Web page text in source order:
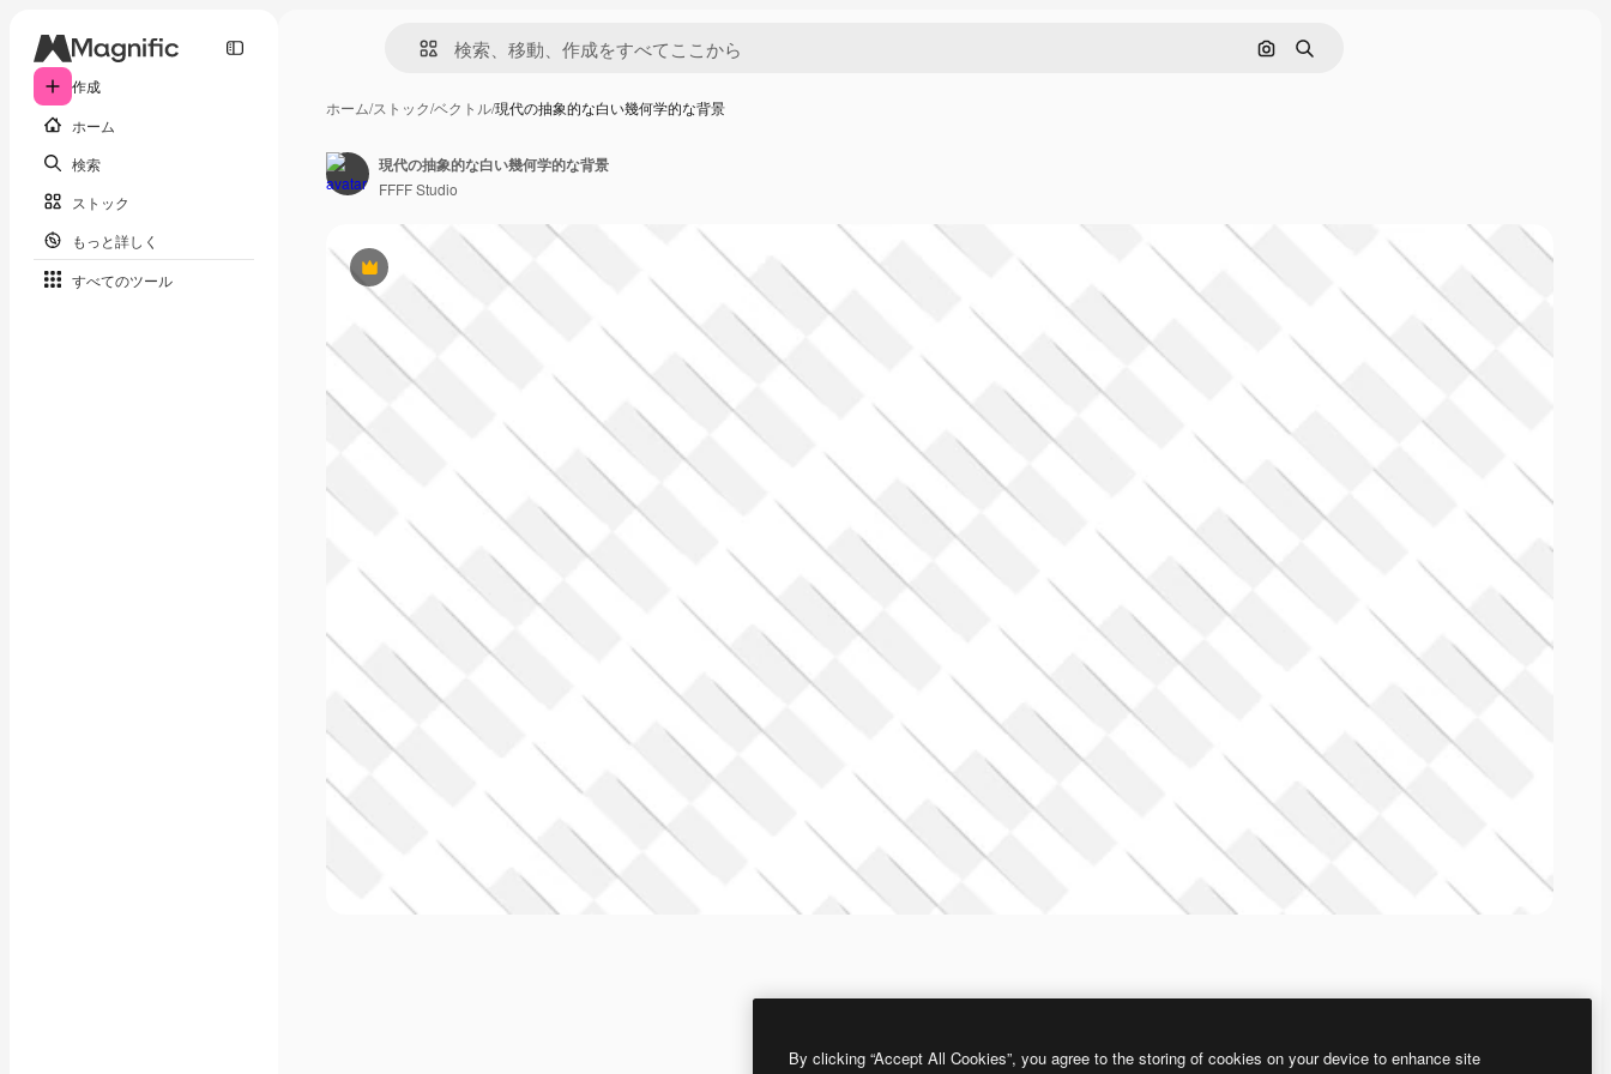
作成
ホーム
検索
ストック
もっと詳しく
すべてのツール
画像で検索
検索
ホーム/ストック/ベクトル/現代の抽象的な白い幾何学的な背景
Premium
現代の抽象的な白い幾何学的な背景
FFFF Studio
By clicking “Accept All Cookies”, you agree to the storing of cookies on your device to enhance site